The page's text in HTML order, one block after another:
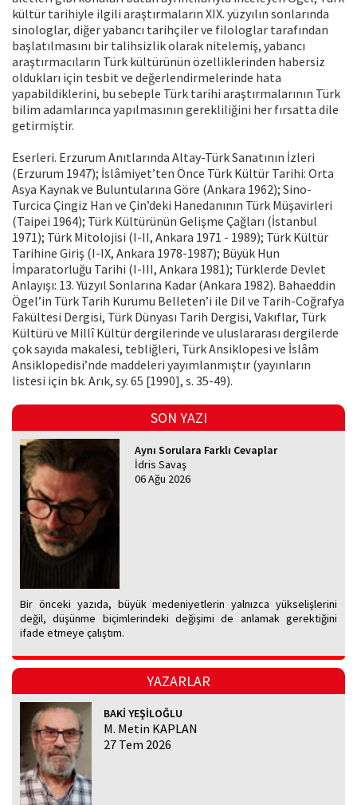
kültür tarihiyle ilgili araştırmaların XIX. yüzyılın sonlarında
sinologlar, diğer yabancı tarihçiler ve filologlar tarafından
başlatılmasını bir talihsizlik olarak nitelemiş, yabancı
araştırmacıların Türk kültürünün özelliklerinden habersiz
oldukları için tesbit ve değerlendirmelerinde hata
yapabildiklerini, bu sebeple Türk tarihi araştırmalarının Türk
bilim adamlarınca yapılmasının gerekliliğini her fırsatta dile
getirmiştir.
Eserleri. Erzurum Anıtlarında Altay-Türk Sanatının İzleri
(Erzurum 1947); İslâmiyet’ten Önce Türk Kültür Tarihi: Orta
Asya Kaynak ve Buluntularına Göre (Ankara 1962); Sino-
Turcica Çingiz Han ve Çin’deki Hanedanının Türk Müşavirleri
(Taipei 1964); Türk Kültürünün Gelişme Çağları (İstanbul
1971); Türk Mitolojisi (I-II, Ankara 1971 - 1989); Türk Kültür
Tarihine Giriş (I-IX, Ankara 1978-1987); Büyük Hun
İmparatorluğu Tarihi (I-III, Ankara 1981); Türklerde Devlet
Anlayışı: 13. Yüzyıl Sonlarına Kadar (Ankara 1982). Bahaeddin
Ögel’in Türk Tarih Kurumu Belleten’i ile Dil ve Tarih-Coğrafya
Fakültesi Dergisi, Türk Dünyası Tarih Dergisi, Vakıflar, Türk
Kültürü ve Millî Kültür dergilerinde ve uluslararası dergilerde
çok sayıda makalesi, tebliğleri, Türk Ansiklopesi ve İslâm
Ansiklopedisi’nde maddeleri yayımlanmıştır (yayınların
listesi için bk. Arık, sy. 65 [1990], s. 35-49).
SON YAZI
Aynı Sorulara Farklı Cevaplar
İdris Savaş
06 Ağu 2026
Bir önceki yazıda, büyük medeniyetlerin yalnızca yükselişlerini
değil, düşünme biçimlerindeki değişimi de anlamak gerektiğini
ifade etmeye çalıştım.
YAZARLAR
BAKİ YEŞİLOĞLU
M. Metin KAPLAN
27 Tem 2026